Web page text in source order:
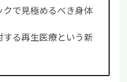
クで見極めるべき身体
する再生医療という新